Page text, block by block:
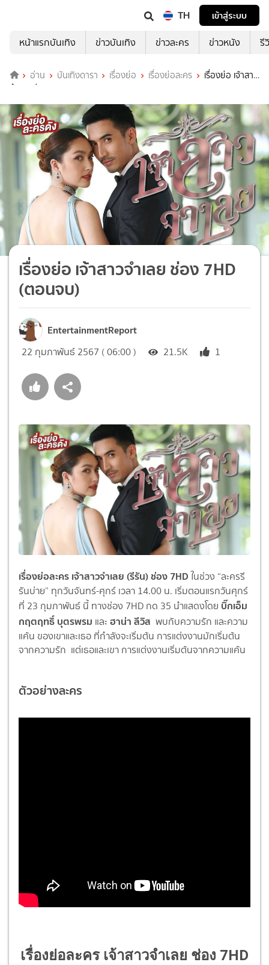
TH
เข้าสู่ระบบ
หน้าแรกบันเทิง
ข่าวบันเทิง ข่าวละคร ข่าวหนัง รี
อ่าน บันเทิงดารา เรื่องย่อ เรื่องย่อละคร
เรื่องย่อ เจ้าสาว
จำเลย ช่อง 7HD (ตอนจบ)
เรื่องย่อ เจ้าสาวจำเลย ช่อง 7HD
(ตอนจบ)
EntertainmentReport
22 กุมภาพันธ์ 2567 ( 06:00 ) 21.5K 1
เรื่องย่อละคร เจ้าสาวจำเลย (รีรัน) ช่อง 7HDในช่วง “ละครรี
รันบ่าย” ทุกวันจันทร์-ศุกร์ เวลา 14.00 น. เริ่มตอนแรกวันศุกร์
ที่ 23 กุมภาพันธ์ นี้ ทางช่อง 7HD กด 35 นำแสดงโดย บิ๊กเอ็ม
กฤตฤทธิ์ บุตรพรม และ ฮาน่า ลีวิส พบกับความรัก และความ
แค้น ของเขาและเธอ ที่กำลังจะเริ่มต้น การแต่งงานมักเริ่มต้น
จากความรัก แต่เธอและเขา การแต่งงานเริ่มต้นจากความแค้น
ตัวอย่างละคร
เรื่องย่อละคร เจ้าสาวจำเลย ช่อง 7HD